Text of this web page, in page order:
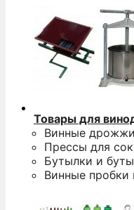
Товары для
Винные дрожжи
Прессы для
Бутылки и
Винные